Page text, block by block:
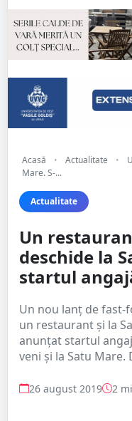
Acasă • Actualitate •
Mare. S-...
Actualitate
Un
deschide la
startul
Un nou lanț de fast-
un restaurant și la
anunțat startul
veni și la Satu
26 august 2019 2